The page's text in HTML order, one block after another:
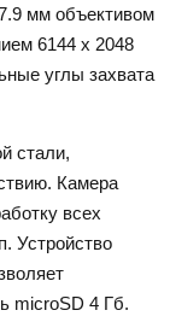
мм объективом
6144 x 2048
углы захвата
стали,
Камера
всех
Устройство
microSD 4 Гб.